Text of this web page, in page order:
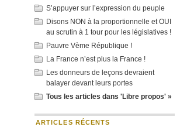
S’appuyer sur l’expression du peuple
Disons NON à la proportionnelle et OUI
au scrutin à 1 tour pour les législatives !
Pauvre Vème République !
La France n’est plus la France !
Les donneurs de leçons devraient
balayer devant leurs portes
Tous les articles dans 'Libre propos' »
ARTICLES RÉCENTS